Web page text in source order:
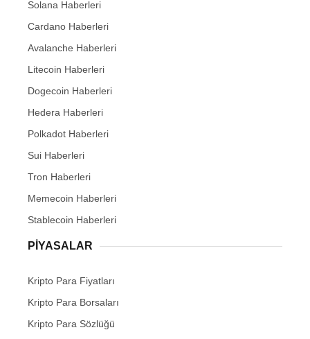
Solana Haberleri
Cardano Haberleri
Avalanche Haberleri
Litecoin Haberleri
Dogecoin Haberleri
Hedera Haberleri
Polkadot Haberleri
Sui Haberleri
Tron Haberleri
Memecoin Haberleri
Stablecoin Haberleri
PIYASALAR
Kripto Para Fiyatları
Kripto Para Borsaları
Kripto Para Sözlüğü